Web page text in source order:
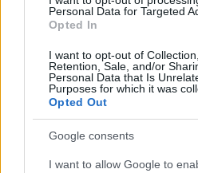
Personal Data for Targeted
Opted In
I want to opt-out of
Retention, Sale, and/or
Personal Data that Is
Purposes for which it was
Opted Out
Google consents
I want to allow Google to